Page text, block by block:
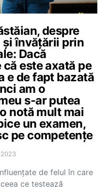
despre
și învățării prin
Dacă
este axată pe
e de fapt bazată
am o
s-ar putea
notă mult mai
un examen,
pe competențe
de felul în care
ce testează